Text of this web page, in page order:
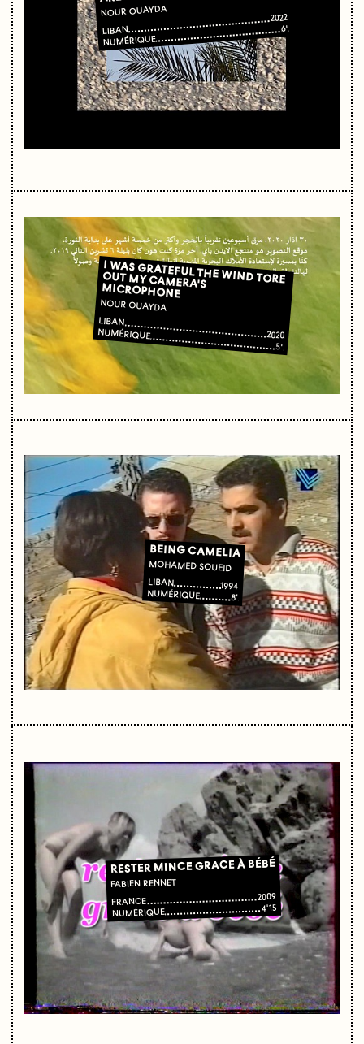
NOUR OUAYDA
LIBAN
2022
NUMÉRIQUE
6'
I WAS GRATEFUL THE WIND TORE
OUT MY CAMERA'S
MICROPHONE
NOUR OUAYDA
LIBAN
2020
NUMÉRIQUE
5'
BEING CAMELIA
MOHAMED SOUEID
LIBAN 1994
NUMÉRIQUE 8'
RESTER MINCE GRACE À BÉBÉ
FABIEN RENNET
FRANCE 2009
NUMÉRIQUE 4'15